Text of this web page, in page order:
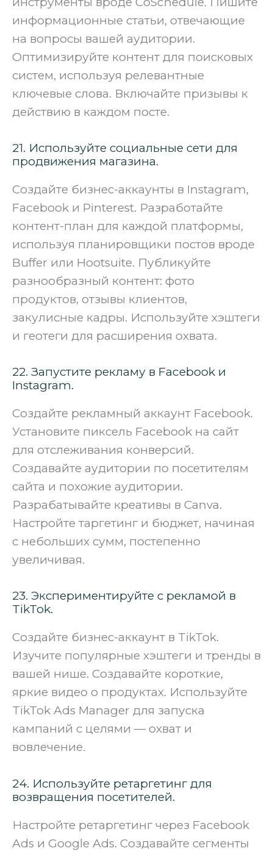
информационные статьи, отвечающие
на вопросы вашей аудитории.
Оптимизируйте контент для поисковых
систем, используя релевантные
ключевые слова. Включайте призывы к
действию в каждом посте.
21. Используйте социальные сети для
продвижения магазина.
Создайте бизнес-аккаунты в Instagram,
Facebook и Pinterest. Разработайте
контент-план для каждой платформы,
используя планировщики постов вроде
Buffer или Hootsuite. Публикуйте
разнообразный контент: фото
продуктов, отзывы клиентов,
закулисные кадры. Используйте хэштеги
и геотеги для расширения охвата.
22. Запустите рекламу в Facebook и
Instagram.
Создайте рекламный аккаунт Facebook.
Установите пиксель Facebook на сайт
для отслеживания конверсий.
Создавайте аудитории по посетителям
сайта и похожие аудитории.
Разрабатывайте креативы в Canva.
Настройте таргетинг и бюджет, начиная
с небольших сумм, постепенно
увеличивая.
23. Экспериментируйте с рекламой в
TikTok.
Создайте бизнес-аккаунт в TikTok.
Изучите популярные хэштеги и тренды в
вашей нише. Создавайте короткие,
яркие видео о продуктах. Используйте
TikTok Ads Manager для запуска
кампаний с целями — охват и
вовлечение.
24. Используйте ретаргетинг для
возвращения посетителей.
Настройте ретаргетинг через Facebook
Ads и Google Ads. Создавайте сегменты